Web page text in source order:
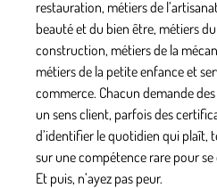
restauration, métiers de
beauté et du bien être, métiers
construction, métiers de la
métiers de la petite enfance et
commerce. Chacun demande
un sens client, parfois des
d’identifier le quotidien qui plaît,
sur une compétence rare pour
Et puis, n’ayez pas peur.